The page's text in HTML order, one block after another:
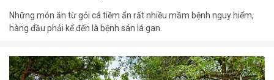
Những món ăn từ gỏi cá tiềm ẩn rất nhiều mầm bệnh nguy hiểm,
hàng đầu phải kể đến là bệnh sán lá gan.